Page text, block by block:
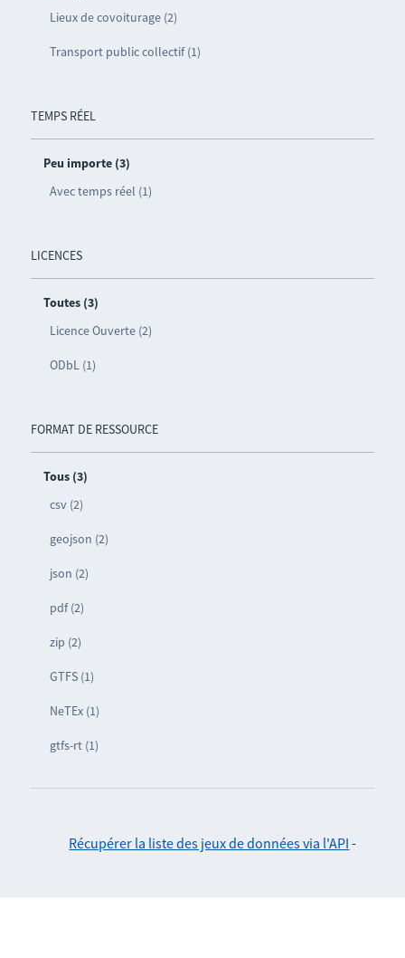
Lieux de covoiturage (2)
Transport public collectif (1)
TEMPS RÉEL
Peu importe (3)
Avec temps réel (1)
LICENCES
Toutes (3)
Licence Ouverte (2)
ODbL (1)
FORMAT DE RESSOURCE
Tous (3)
csv (2)
geojson (2)
json (2)
pdf (2)
zip (2)
GTFS (1)
NeTEx (1)
gtfs-rt (1)
Récupérer la liste des jeux de données via l'API -